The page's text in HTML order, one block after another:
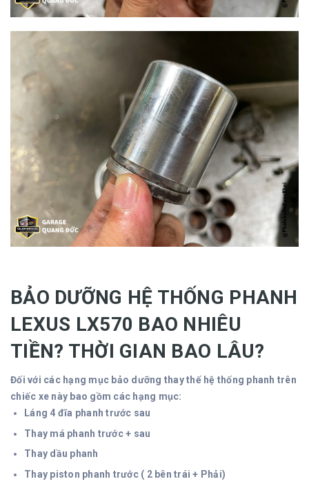
BẢO DƯỠNG HỆ THỐNG PHANH
LEXUS LX570 BAO NHIÊU
TIỀN? THỜI GIAN BAO LÂU?
Đối với các hạng mục bảo dưỡng thay thế hệ thống phanh trên
chiếc xe này bao gồm các hạng mục:
Láng 4 đĩa phanh trước sau
Thay má phanh trước + sau
Thay dầu phanh
Thay piston phanh trước ( 2 bên trái + Phải)